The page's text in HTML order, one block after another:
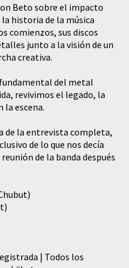
Beto sobre el impacto
historia de la música
comienzos, sus discos
junto a la visión de un
creativa.
del metal
revivimos el legado, la
la escena.
de la entrevista completa,
de lo que nos decía
de la banda después
| Todos los